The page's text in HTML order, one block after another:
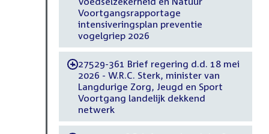
Voortgangsrapportage
intensiveringsplan preventie
vogelgriep 2026
-27529-361 Brief regering d.d. 18 mei
2026 - W.R.C. Sterk, minister van
Langdurige Zorg, Jeugd en Sport
Voortgang landelijk dekkend
netwerk